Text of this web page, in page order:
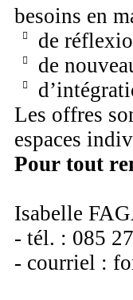
besoins en
de
de
Les offres
espaces
Pour tout
Isabelle
- tél. : 085
- courriel :